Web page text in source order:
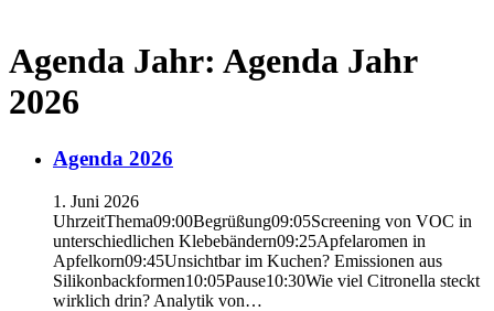
Agenda Jahr: Agenda Jahr
2026
Agenda 2026
1. Juni 2026
UhrzeitThema09:00Begrüßung09:05Screening von VOC in
unterschiedlichen Klebebändern09:25Apfelaromen in
Apfelkorn09:45Unsichtbar im Kuchen? Emissionen aus
Silikonbackformen10:05Pause10:30Wie viel Citronella steckt
wirklich drin? Analytik von…